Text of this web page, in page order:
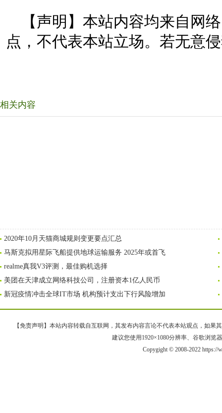
【声明】本站内容均来自网
点，不代表本站立场。若无意
相关内容
2020年10月天猫商城规则变更要点汇总
马斯克拟用星际飞船提供地球运输服务 2025年或首飞
realme真我V3评测，最佳购机选择
美团在天津成立网络科技公司，注册资本1亿人民币
新冠疫情冲击全球IT市场 机构预计支出下行风险增加
【免责声明】本站内容转载自互联网，其发布内容言论不代表本站观点，如果
建议您使用1920×1080分辨率、谷歌浏览
Copygight © 2008-2022 https://